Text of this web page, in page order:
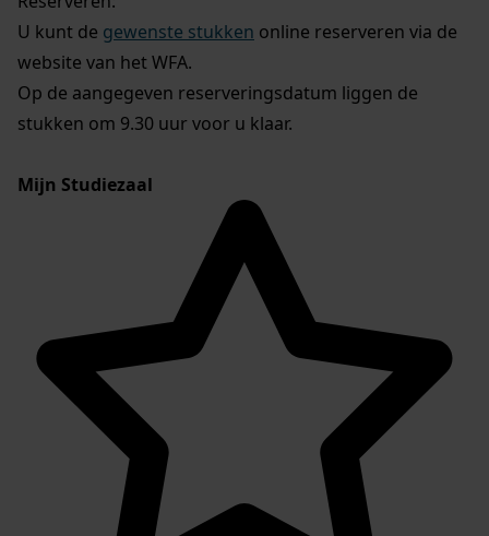
U kunt de gewenste stukken online reserveren via de
website van het WFA.
Op de aangegeven reserveringsdatum liggen de
stukken om 9.30 uur voor u klaar.
Mijn Studiezaal